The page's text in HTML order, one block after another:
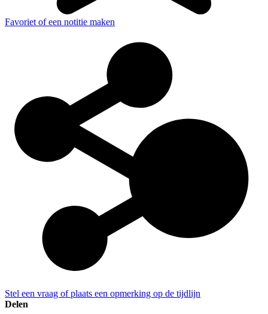
Favoriet of een notitie maken
Stel een vraag of plaats een opmerking op de tijdlijn
Delen